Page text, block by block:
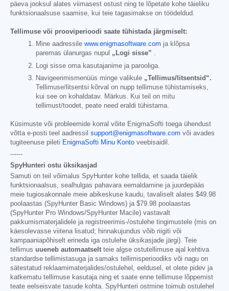
päeva jooksul alates viimasest ostust ning te lõpetate kohe täieliku
funktsionaalsuse saamise, kui teie tagasimakse on töödeldud.
Tellimuse või prooviperioodi saate tühistada järgmiselt:
Mine aadressile www.enigmasoftware.com ja klõpsa
paremas ülanurgas nupul „Logi sisse” .
Logi sisse oma kasutajanime ja parooliga.
Navigeerimismenüüs minge valikule „Tellimus/litsentsid“.
Tellimuse/litsentsi kõrval on nupp tellimuse tühistamiseks,
kui see on kohaldatav. Märkus. Kui teil on mitu
tellimust/toodet, peate need eraldi tühistama.
Küsimuste või probleemide korral võite EnigmaSofti toega ühendust
võtta e-posti teel aadressil support@enigmasoftware.com või avades
tugiteenuse pileti EnigmaSofti Minu Konto veebisaidil.
------
SpyHunteri ostu üksikasjad
Samuti on teil võimalus SpyHunter kohe tellida, et saada täielik
funktsionaalsus, sealhulgas pahavara eemaldamine ja juurdepääs
meie tugiosakonnale meie abikeskuse kaudu, tavaliselt alates $49.98
poolaastas (SpyHunter Basic Windows) ja $79.98 poolaastas
(SpyHunter Pro Windows/SpyHunter Macile) vastavalt
pakkumismaterjalidele ja registreerimis-/ostulehe tingimustele (mis on
käesolevasse viitena lisatud; hinnakujundus võib riigiti või
kampaaniapõhiselt erineda iga ostulehe üksikasjade järgi). Teie
tellimus uueneb automaatselt teie algse ostutellimuse ajal kehtiva
standardse tellimistasuga ja samaks tellimisperioodiks või nagu on
sätestatud reklaamimaterjalides/ostulehel, eeldusel, et olete pidev ja
katkematu tellimuse kasutaja ning et saate enne tellimuse lõppemist
teate eelseisvate tasude kohta. SpyHunteri ostmine toimub ostulehel